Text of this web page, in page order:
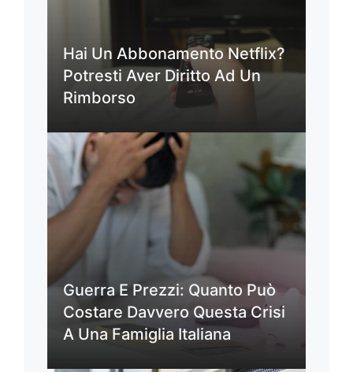
Hai Un Abbonamento Netflix?
Potresti Aver Diritto Ad Un
Rimborso
Guerra E Prezzi: Quanto Può
Costare Davvero Questa Crisi
A Una Famiglia Italiana